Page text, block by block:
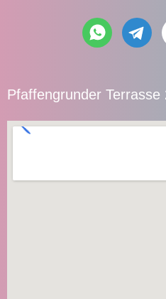
Pfaffengrunder Terrasse